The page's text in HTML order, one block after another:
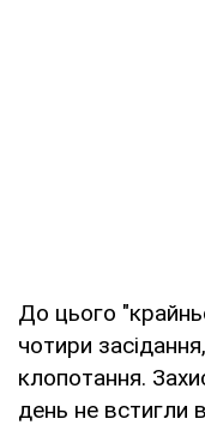
До цього
чотири
клопотання.
день не встигли